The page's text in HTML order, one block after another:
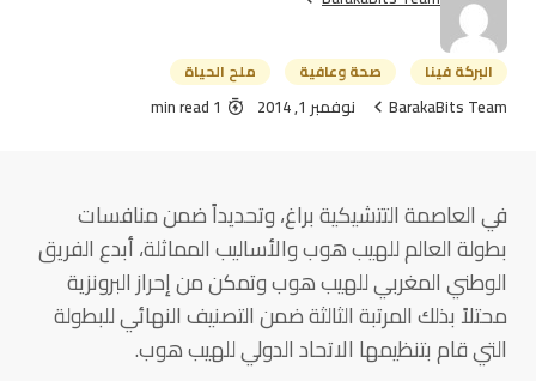
البركة فينا صحة وعافية ملح الحياة
BarakaBits Team نوفمبر 1, 2014 1 min read
في العاصمة التتشيكية براغ، وتحديداً ضمن منافسات
بطولة العالم للهيب هوب والأساليب المماثلة، أبدع الفريق
الوطني المغربي للهيب هوب وتمكن من إحراز البرونزية
محتلاً بذلك المرتبة الثالثة ضمن التصنيف النهائي للبطولة
التي قام بتنظيمها الاتحاد الدولي للهيب هوب.